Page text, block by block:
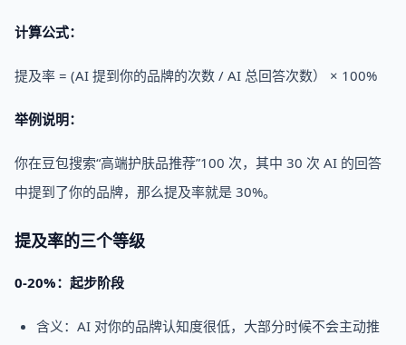
计算公式：
提及率 = (AI 提到你的品牌的次数 / AI 总回答次数） × 100%
举例说明：
你在豆包搜索“高端护肤品推荐”100 次，其中 30 次 AI 的回答
中提到了你的品牌，那么提及率就是 30%。
提及率的三个等级
0-20%：起步阶段
含义：AI 对你的品牌认知度很低，大部分时候不会主动推